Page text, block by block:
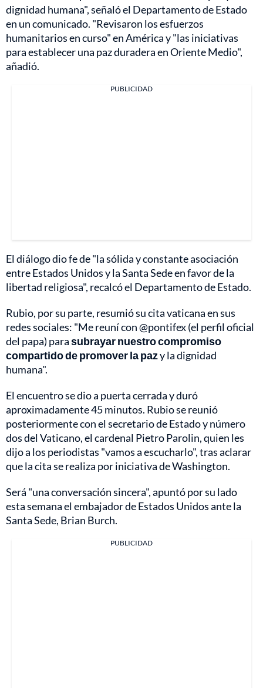
dignidad humana", señaló el Departamento de Estado
en un comunicado. "Revisaron los esfuerzos
humanitarios en curso" en América y "las iniciativas
para establecer una paz duradera en Oriente Medio",
añadió.
PUBLICIDAD
El diálogo dio fe de "la sólida y constante asociación
entre Estados Unidos y la Santa Sede en favor de la
libertad religiosa", recalcó el Departamento de Estado.
Rubio, por su parte, resumió su cita vaticana en sus
redes sociales: "Me reuní con @pontifex (el perfil oficial
del papa) parasubrayar nuestro compromiso
compartido de promover la pazy la dignidad
humana".
El encuentro se dio a puerta cerrada y duró
aproximadamente 45 minutos. Rubio se reunió
posteriormente con el secretario de Estado y número
dos del Vaticano, el cardenal Pietro Parolin, quien les
dijo a los periodistas "vamos a escucharlo", tras aclarar
que la cita se realiza por iniciativa de Washington.
Será "una conversación sincera", apuntó por su lado
esta semana el embajador de Estados Unidos ante la
Santa Sede, Brian Burch.
PUBLICIDAD